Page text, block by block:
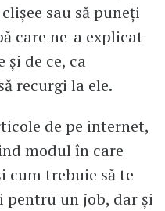
sau să puneți
care ne-a explicat
și de ce, ca
recurgi la ele.
de pe internet,
modul în care
cum trebuie să te
pentru un job, dar și